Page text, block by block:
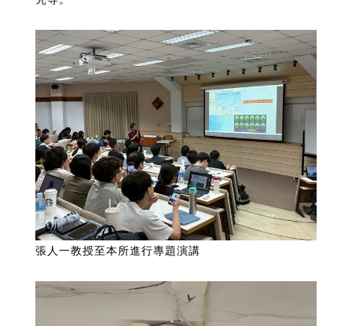
張人一教授至本所進行專題演講